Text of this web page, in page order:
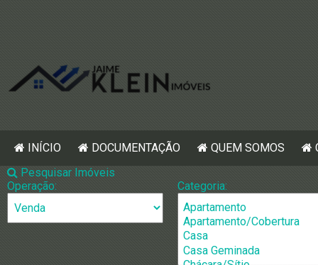
INÍCIO DOCUMENTAÇÃO QUEM SOMOS
Pesquisar Imóveis
Operação:
Categoria: